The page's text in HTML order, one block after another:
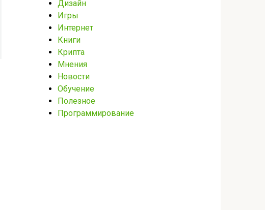
Дизайн
Игры
Интернет
Книги
Крипта
Мнения
Новости
Обучение
Полезное
Программирование